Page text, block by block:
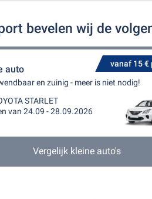
bevelen wij de
vanaf 15 €
auto
en zuinig - meer is niet nodig!
STARLET
van 24.09 - 28.09.2026
Vergelijk kleine auto's